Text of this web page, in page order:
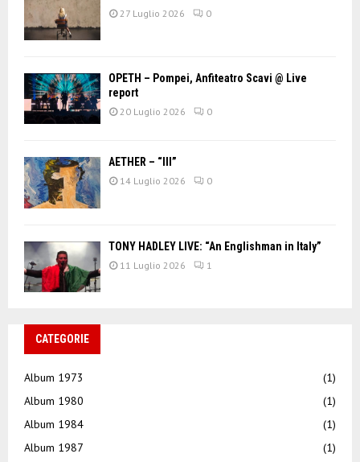
27 Luglio 2026 0
OPETH – Pompei, Anfiteatro Scavi @ Live
report
20 Luglio 2026 0
AETHER – “III”
14 Luglio 2026 0
TONY HADLEY LIVE: “An Englishman in Italy”
11 Luglio 2026 1
CATEGORIE
Album 1973
(1)
Album 1980
(1)
Album 1984
(1)
Album 1987
(1)